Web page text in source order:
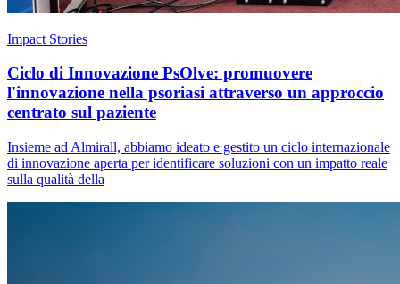
Impact Stories
Ciclo di Innovazione PsOlve: promuovere
l'innovazione nella psoriasi attraverso un approccio
centrato sul paziente
Insieme ad Almirall, abbiamo ideato e gestito un ciclo internazionale
di innovazione aperta per identificare soluzioni con un impatto reale
sulla qualità della